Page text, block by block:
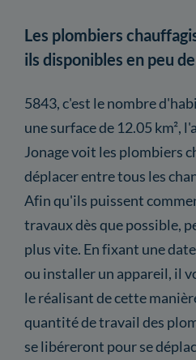
Les plombiers
ils disponibles en peu
5843, c'est le nombre
une surface de 12.05 km²,
Jonage voit les plombiers
déplacer entre tous les
Afin qu'ils puissent
travaux dès que possible,
plus vite. En fixant une
ou installer un appareil, il
le réalisant de cette
quantité de travail des
se libéreront pour se